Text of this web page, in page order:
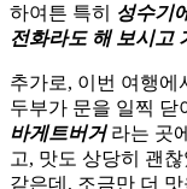
하여튼 특히
성수기
전화라도 해 보시고
추가로, 이번 여행에
두부가 문을 일찍 닫
바게트버거라는 곳
고, 맛도 상당히 괜
같은데, 조금만 더